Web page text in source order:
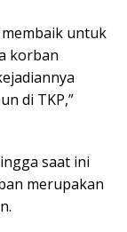
untuk
korban
di TKP,”
saat ini
merupakan